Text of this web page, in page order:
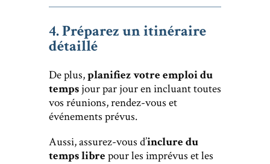
4. Préparez un itinéraire
détaillé
De plus,planifiez votre emploi du
tempsjour par jour en incluant toutes
vos réunions, rendez-vous et
événements prévus.
Aussi, assurez-vous d’inclure du
temps libre pour les imprévus et les